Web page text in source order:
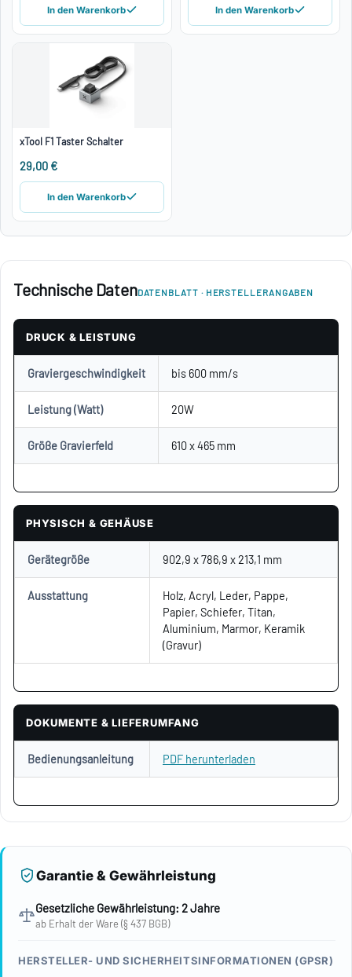
In den Warenkorb In den Warenkorb
xTool F1 Taster Schalter
29,00 €
In den Warenkorb
Technische DatenDATENBLATT · HERSTELLERANGABEN
DRUCK & LEISTUNG
Graviergeschwindigkeit bis 600 mm/s
Leistung (Watt) 20W
Größe Gravierfeld 610 x 465 mm
PHYSISCH & GEHÄUSE
Gerätegröße 902,9 x 786,9 x 213,1 mm
Ausstattung
Holz, Acryl, Leder, Pappe,
Papier, Schiefer, Titan,
Aluminium, Marmor, Keramik
(Gravur)
DOKUMENTE & LIEFERUMFANG
Bedienungsanleitung PDF herunterladen
Garantie & Gewährleistung
Gesetzliche Gewährleistung: 2 Jahre
ab Erhalt der Ware (§ 437 BGB)
HERSTELLER- UND SICHERHEITSINFORMATIONEN (GPSR)